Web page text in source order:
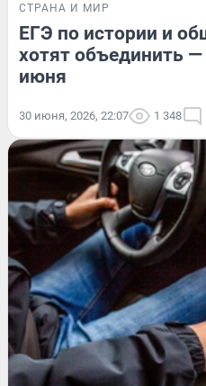
СТРАНА И МИР
ЕГЭ по истории и
хотят объединить —
июня
30 июня, 2026, 22:07 1 348